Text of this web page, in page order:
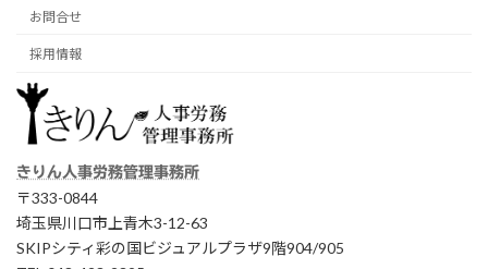
お問合せ
採用情報
きりん人事労務管理事務所
〒333-0844
埼玉県川口市上青木3-12-63
SKIPシティ彩の国ビジュアルプラザ9階904/905